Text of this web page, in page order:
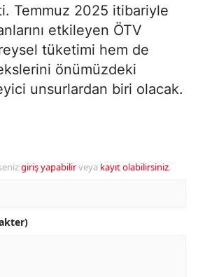
Temmuz 2025 itibariyle
etkileyen ÖTV
tüketimi hem de
önümüzdeki
unsurlardan biri olacak.
giriş yapabilirveya kayıt olabilirsiniz.